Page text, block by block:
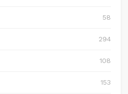
58
294
108
153